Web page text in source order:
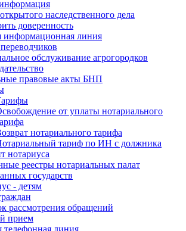
наследственного дела
доверенность
информационная линия
обслуживание агрогородков
правовые акты БНП
от уплаты нотариального
нотариального тарифа
тариф по ИН с должника
нотариуса
реестры нотариальных палат
государств
- детям
рассмотрения обращений
прием
телефонная линия